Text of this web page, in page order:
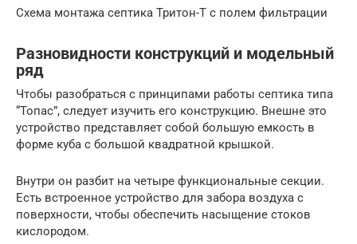
Схема монтажа септика Тритон-Т с полем фильтрации
Разновидности конструкций и модельный
ряд
Чтобы разобраться с принципами работы септика типа
“Топас”, следует изучить его конструкцию. Внешне это
устройство представляет собой большую емкость в
форме куба с большой квадратной крышкой.
Внутри он разбит на четыре функциональные секции.
Есть встроенное устройство для забора воздуха с
поверхности, чтобы обеспечить насыщение стоков
кислородом.